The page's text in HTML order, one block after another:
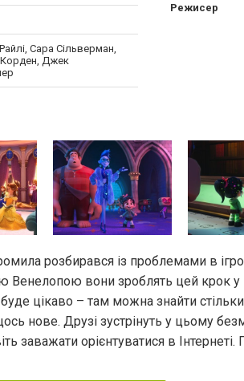
Сара Сільверман,
Джек
Режисер
розбирався із проблемами в
Венелопою вони зроблять цей крок
цікаво – там можна знайти
нове. Друзі зустрінуть у цьому
заважати орієнтуватися в